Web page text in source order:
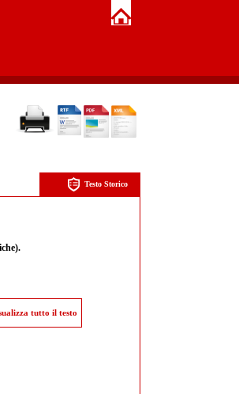
Testo Storico
tutto il testo